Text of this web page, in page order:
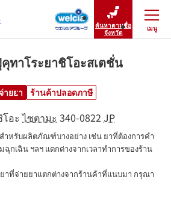
ค้นหาตามชื่อ
จังหวัด
เมนู
ปิดเมนู
ทาโระยาชิโอะสเตชั่น
ายยา ร้านค้าปลอดภาษี
โอะ ไซตามะ 340-0822 JP
ำหรับผลิตภัณฑ์บางอย่าง เช่น ยาที่ต้องการคำ
ฉุกเฉิน ฯลฯ แตกต่างจากเวลาทำการของร้าน
าที่จ่ายยาแตกต่างจากร้านค้าที่แนบมา กรุณา